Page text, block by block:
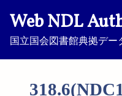
Web NDL
国立国会図書館典拠デー